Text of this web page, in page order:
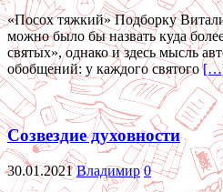
«Посох тяжкий» Подборку
можно было бы назвать куда
святых», однако и здесь мысль
обобщений: у каждого святого
Созвездие духовности
30.01.2021 Владимир 0